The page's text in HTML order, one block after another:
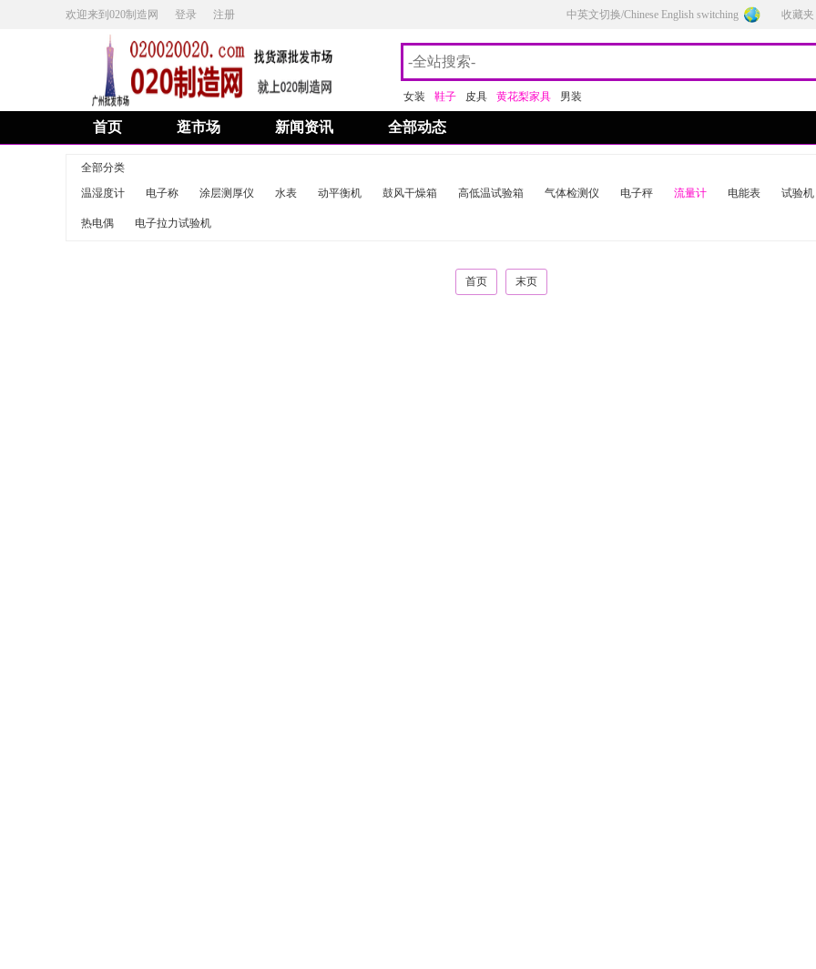
欢迎来到020制造网 登录 注册 中英文切换/Chinese English switching 收藏夹
女装 鞋子 皮具 黄花梨家具 男装
首页 逛市场 新闻资讯 全部动态
全部分类
温湿度计
电子称 涂层测厚仪 水表 动平衡机 鼓风干燥箱 高低温试验箱 气体检测仪 电子秤 流量计 电能表 试验机
热电偶 电子拉力试验机
首页 末页